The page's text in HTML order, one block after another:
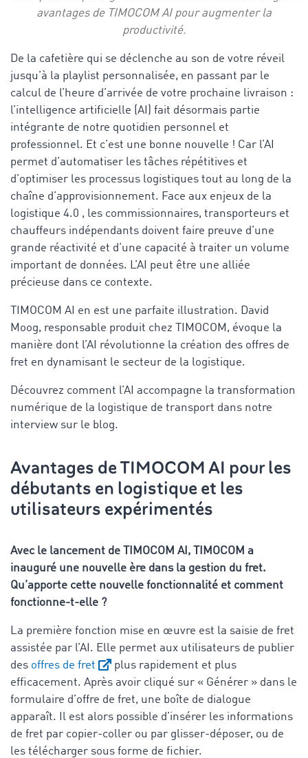
avantages de TIMOCOM AI pour augmenter la
productivité.
De la cafetière qui se déclenche au son de votre réveil
jusqu’à la playlist personnalisée, en passant par le
calcul de l’heure d’arrivée de votre prochaine livraison :
l’intelligence artificielle (AI) fait désormais partie
intégrante de notre quotidien personnel et
professionnel. Et c’est une bonne nouvelle ! Car l’AI
permet d’automatiser les tâches répétitives et
d’optimiser les processus logistiques tout au long de la
chaîne d’approvisionnement. Face aux enjeux de la
logistique 4.0 , les commissionnaires, transporteurs et
chauffeurs indépendants doivent faire preuve d’une
grande réactivité et d’une capacité à traiter un volume
important de données. L’AI peut être une alliée
précieuse dans ce contexte.
TIMOCOM AI en est une parfaite illustration. David
Moog, responsable produit chez TIMOCOM, évoque la
manière dont l’AI révolutionne la création des offres de
fret en dynamisant le secteur de la logistique.
Découvrez comment l’AI accompagne la transformation
numérique de la logistique de transport dans notre
interview sur le blog.
Avantages de TIMOCOM AI pour les
débutants en logistique et les
utilisateurs expérimentés
Avec le lancement de TIMOCOM AI, TIMOCOM a
inauguré une nouvelle ère dans la gestion du fret.
Qu’apporte cette nouvelle fonctionnalité et comment
fonctionne-t-elle ?
La première fonction mise en œuvre est la saisie de fret
assistée par l’AI. Elle permet aux utilisateurs de publier
des offres de fret
plus rapidement et plus
efficacement. Après avoir cliqué sur « Générer » dans le
formulaire d’offre de fret, une boîte de dialogue
apparaît. Il est alors possible d’insérer les informations
de fret par copier-coller ou par glisser-déposer, ou de
les télécharger sous forme de fichier.